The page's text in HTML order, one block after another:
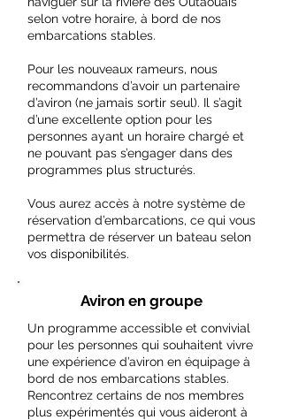
selon votre horaire, à bord de nos
embarcations stables.
Pour les nouveaux rameurs, nous
recommandons d’avoir un partenaire
d’aviron (ne jamais sortir seul). Il s’agit
d’une excellente option pour les
personnes ayant un horaire chargé et
ne pouvant pas s’engager dans des
programmes plus structurés.
Vous aurez accès à notre système de
réservation d’embarcations, ce qui vous
permettra de réserver un bateau selon
vos disponibilités.
Aviron en groupe
Un programme accessible et convivial
pour les personnes qui souhaitent vivre
une expérience d’aviron en équipage à
bord de nos embarcations stables.
Rencontrez certains de nos membres
plus expérimentés qui vous aideront à